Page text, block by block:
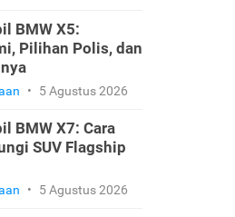
BMW X5:
Pilihan Polis, dan
• 5 Agustus 2026
BMW X7: Cara
SUV Flagship
• 5 Agustus 2026